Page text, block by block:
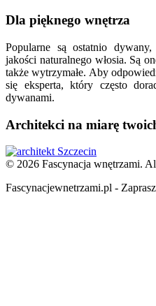
Dla pięknego wnętrza
Popularne są ostatnio
jakości naturalnego włosia. Są
także wytrzymałe. Aby
się eksperta, który często
dywanami.
Architekci na miarę
© 2026 Fascynacja wnętrzami.
Fascynacjewnetrzami.pl -